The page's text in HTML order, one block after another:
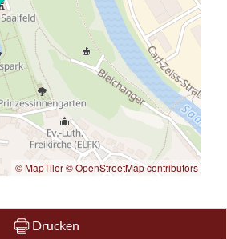
© MapTiler© OpenStreetMap contributors
Drucken